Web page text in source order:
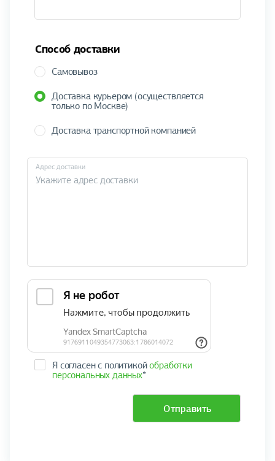
Способ доставки
Самовывоз
Доставка курьером (осуществляется
только по Москве)
Доставка транспортной компанией
Адрес доставки
Я согласен с политикойобработки
персональных данных*
Отправить